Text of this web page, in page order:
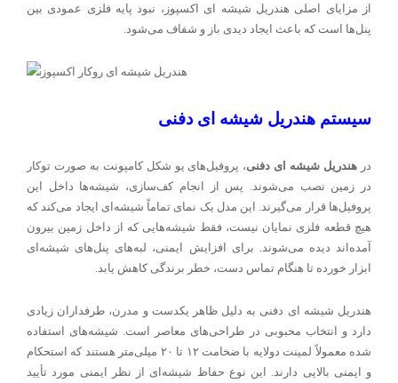
از مزایای اصلی هندریل شیشه ای اکسپوز، نبود پایه فلزی عمودی بین
پنل‌ها است که باعث ایجاد دیدی باز و شفاف می‌شود.
سیستم هندریل شیشه ای دفنی
در هندریل شیشه ای دفنی، پروفیل‌های یو شکل کامپونت به صورت توکار
در زمین نصب می‌شوند. پس از انجام کف‌سازی، شیشه‌ها داخل این
پروفیل‌ها قرار می‌گیرند. این مدل یک نمای تماماً شیشه‌ای ایجاد می‌کند که
هیچ قطعه فلزی نمایان نیست، فقط شیشه‌هایی که از داخل زمین بیرون
آمده‌اند دیده می‌شوند. برای افزایش ایمنی، لبه‌های پنل‌های شیشه‌ای
ابزار خورده تا هنگام تماس دست، خطر برندگی کاهش یابد.
هندریل شیشه ای دفنی به دلیل ظاهر یکدست و مدرن، طرفداران زیادی
دارد و انتخاب محبوبی در طراحی‌های معاصر است. شیشه‌های استفاده
شده معمولاً لمینت دولایه با ضخامت ۱۲ تا ۲۰ میلی‌متر هستند که استحکام
و ایمنی بالایی دارند. این نوع حفاظ شیشه‌ای از نظر ایمنی مورد تأیید